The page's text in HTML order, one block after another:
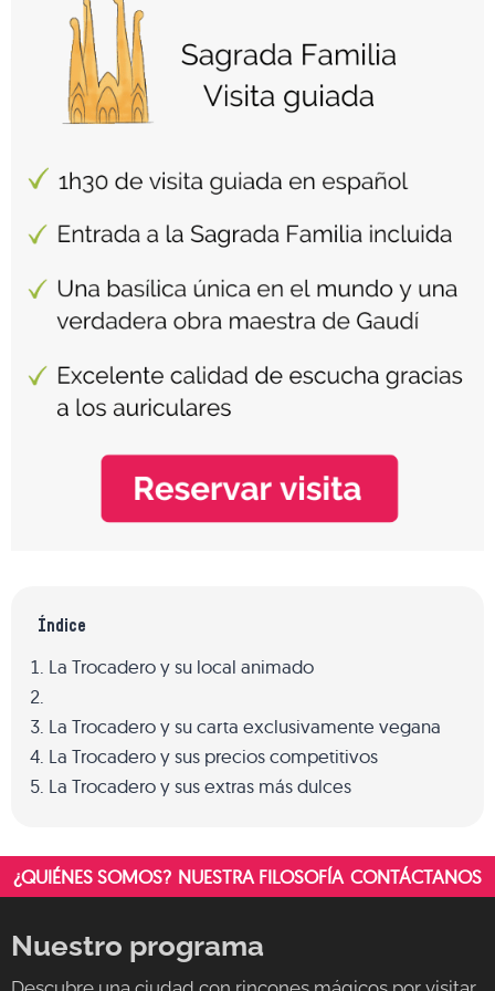
Índice
La Trocadero y su local animado
La Trocadero y su carta exclusivamente vegana
La Trocadero y sus precios competitivos
La Trocadero y sus extras más dulces
¿QUIÉNES SOMOS? NUESTRA FILOSOFÍA CONTÁCTANOS
Nuestro programa